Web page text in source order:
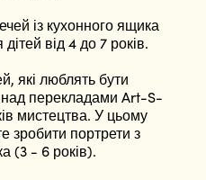
із кухонного ящика
від 4 до 7 років.
які люблять бути
перекладами Art-S-
мистецтва. У цьому
зробити портрети з
(3 - 6 років).